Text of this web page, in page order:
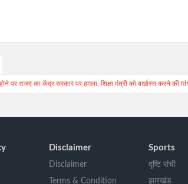
पर राजद का केंद्र सरकार पर हमला, शिक्षा मंत्री को बर्खास्त करने की
Disclaimer
Disclaimer
Terms & Condition
Sports
दृष्टि रांची
झारखंड